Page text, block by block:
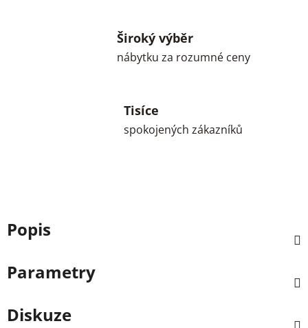
Široký výběr
nábytku za rozumné ceny
Tisíce
spokojených zákazníků
Popis
Parametry
Diskuze